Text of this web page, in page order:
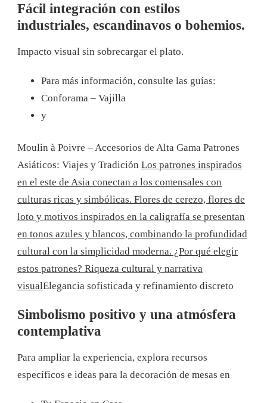
Fácil integración con estilos
industriales, escandinavos o bohemios.
Impacto visual sin sobrecargar el plato.
Para más información, consulte las guías:
Conforama – Vajilla
y
Moulin à Poivre – Accesorios de Alta Gama Patrones
Asiáticos: Viajes y Tradición Los patrones inspirados
en el este de Asia conectan a los comensales con
culturas ricas y simbólicas. Flores de cerezo, flores de
loto y motivos inspirados en la caligrafía se presentan
en tonos azules y blancos, combinando la profundidad
cultural con la simplicidad moderna. ¿Por qué elegir
estos patrones? Riqueza cultural y narrativa
visualElegancia sofisticada y refinamiento discreto
Simbolismo positivo y una atmósfera
contemplativa
Para ampliar la experiencia, explora recursos
específicos e ideas para la decoración de mesas en